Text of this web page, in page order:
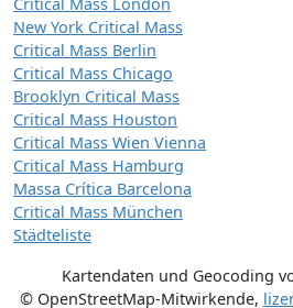
New York Critical Mass
Critical Mass Berlin
Critical Mass Chicago
Brooklyn Critical Mass
Critical Mass Houston
Critical Mass Wien Vienna
Critical Mass Hamburg
Massa Crítica Barcelona
Critical Mass München
Städteliste
Kartendaten und Geocoding
© OpenStreetMap-Mitwirkende,